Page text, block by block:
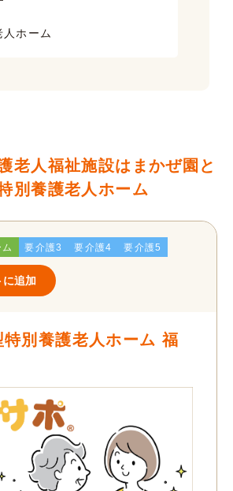
ホーム
老人福祉施設はまかぜ園と
別養護老人ホーム
要介護3 要介護4 要介護5
に追加
別養護老人ホーム 福